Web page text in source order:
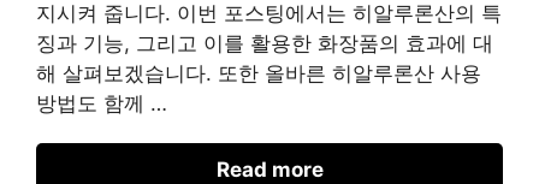
지시켜 줍니다. 이번 포스팅에서는 히알루론산의 특
징과 기능, 그리고 이를 활용한 화장품의 효과에 대
해 살펴보겠습니다. 또한 올바른 히알루론산 사용
방법도 함께 …
Read more